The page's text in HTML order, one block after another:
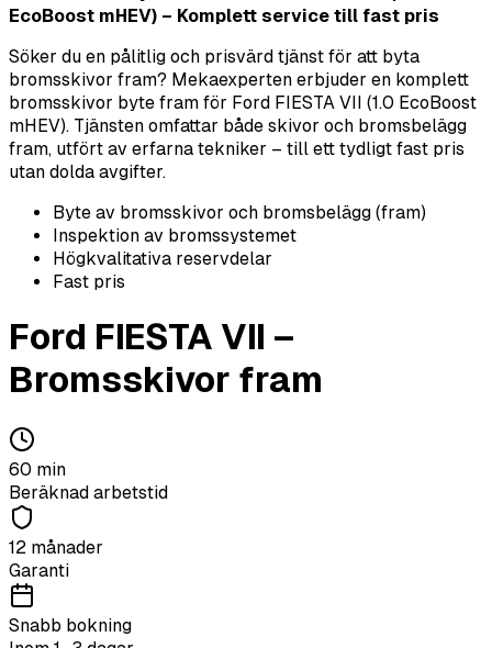
EcoBoost mHEV) – Komplett service till fast pris
Söker du en pålitlig och prisvärd tjänst för att byta
bromsskivor fram? Mekaexperten erbjuder en komplett
bromsskivor byte fram för Ford FIESTA VII (1.0 EcoBoost
mHEV). Tjänsten omfattar både skivor och bromsbelägg
fram, utfört av erfarna tekniker – till ett tydligt fast pris
utan dolda avgifter.
Byte av bromsskivor och bromsbelägg (fram)
Inspektion av bromssystemet
Högkvalitativa reservdelar
Fast pris
Ford FIESTA VII –
Bromsskivor fram
60 min
Beräknad arbetstid
12 månader
Garanti
Snabb bokning